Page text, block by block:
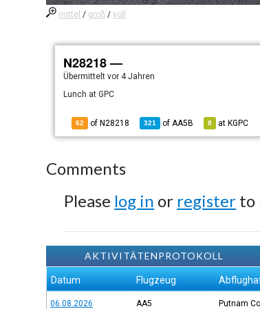
mittel / groß /voll
N28218 —
Übermitteltvor 4 Jahren
Lunch at GPC
62 of N28218 321 ofAA5B 8 at KGPC
Comments
Please log in or register to
AKTIVITÄTENPROTOKOLL
Datum Flugzeug
06.08.2026 AA5 Putnam